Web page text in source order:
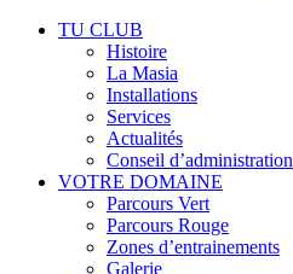
TU CLUB
Histoire
La Masia
Installations
Services
Actualités
Conseil d’administration
VOTRE DOMAINE
Parcours Vert
Parcours Rouge
Zones d’entrainements
Galerie